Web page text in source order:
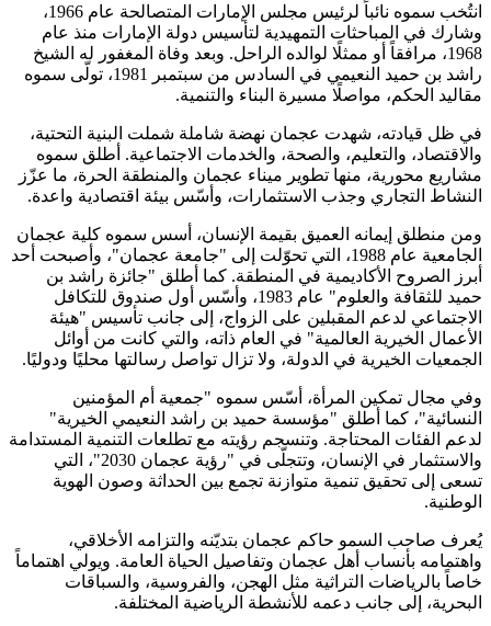
انتُخب سموه نائباً لرئيس مجلس الإمارات المتصالحة عام 1966،
وشارك في المباحثات التمهيدية لتأسيس دولة الإمارات منذ عام
1968، مرافقاً أو ممثلًا لوالده الراحل. وبعد وفاة المغفور له الشيخ
راشد بن حميد النعيمي في السادس من سبتمبر 1981، تولّى سموه
مقاليد الحكم، مواصلًا مسيرة البناء والتنمية.
في ظل قيادته، شهدت عجمان نهضة شاملة شملت البنية التحتية،
والاقتصاد، والتعليم، والصحة، والخدمات الاجتماعية. أطلق سموه
مشاريع محورية، منها تطوير ميناء عجمان والمنطقة الحرة، ما عزّز
النشاط التجاري وجذب الاستثمارات، وأسّس بيئة اقتصادية واعدة.
ومن منطلق إيمانه العميق بقيمة الإنسان، أسس سموه كلية عجمان
الجامعية عام 1988، التي تحوّلت إلى "جامعة عجمان"، وأصبحت أحد
أبرز الصروح الأكاديمية في المنطقة. كما أطلق "جائزة راشد بن
حميد للثقافة والعلوم" عام 1983، وأسّس أول صندوق للتكافل
الاجتماعي لدعم المقبلين على الزواج، إلى جانب تأسيس "هيئة
الأعمال الخيرية العالمية" في العام ذاته، والتي كانت من أوائل
الجمعيات الخيرية في الدولة، ولا تزال تواصل رسالتها محليًا ودوليًا.
وفي مجال تمكين المرأة، أسّس سموه "جمعية أم المؤمنين
النسائية"، كما أطلق "مؤسسة حميد بن راشد النعيمي الخيرية"
لدعم الفئات المحتاجة. وتنسجم رؤيته مع تطلعات التنمية المستدامة
والاستثمار في الإنسان، وتتجلّى في "رؤية عجمان 2030"، التي
تسعى إلى تحقيق تنمية متوازنة تجمع بين الحداثة وصون الهوية
الوطنية.
يُعرف صاحب السمو حاكم عجمان بتديّنه والتزامه الأخلاقي،
واهتمامه بأنساب أهل عجمان وتفاصيل الحياة العامة. ويولي اهتماماً
خاصاً بالرياضات التراثية مثل الهجن، والفروسية، والسباقات
البحرية، إلى جانب دعمه للأنشطة الرياضية المختلفة.